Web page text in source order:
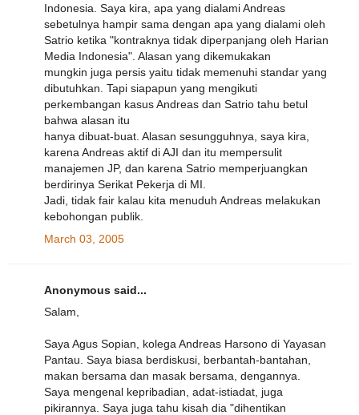
Indonesia. Saya kira, apa yang dialami Andreas
sebetulnya hampir sama dengan apa yang dialami oleh
Satrio ketika "kontraknya tidak diperpanjang oleh Harian
Media Indonesia". Alasan yang dikemukakan
mungkin juga persis yaitu tidak memenuhi standar yang
dibutuhkan. Tapi siapapun yang mengikuti
perkembangan kasus Andreas dan Satrio tahu betul
bahwa alasan itu
hanya dibuat-buat. Alasan sesungguhnya, saya kira,
karena Andreas aktif di AJI dan itu mempersulit
manajemen JP, dan karena Satrio memperjuangkan
berdirinya Serikat Pekerja di MI.
Jadi, tidak fair kalau kita menuduh Andreas melakukan
kebohongan publik.
March 03, 2005
Anonymous said...
Salam,
Saya Agus Sopian, kolega Andreas Harsono di Yayasan
Pantau. Saya biasa berdiskusi, berbantah-bantahan,
makan bersama dan masak bersama, dengannya.
Saya mengenal kepribadian, adat-istiadat, juga
pikirannya. Saya juga tahu kisah dia "dihentikan